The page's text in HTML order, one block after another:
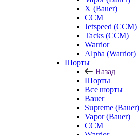
X (Bauer)
CCM
Jetspeed (CCM)
Tacks (CCM)
Warrior
Alpha (Warrior)
Шорты
Назад
Шорты
Все шорты
Bauer
Supreme (Bauer)
Vapor (Bauer)
CCM